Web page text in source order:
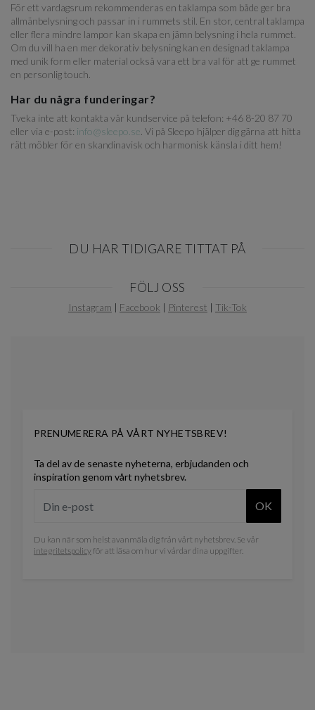
För ett vardagsrum rekommenderas en taklampa som både ger bra
allmänbelysning och passar in i rummets stil. En stor, central taklampa
eller flera mindre lampor kan skapa en jämn belysning i hela rummet.
Om du vill ha en mer dekorativ belysning kan en designad taklampa
med unik form eller material också vara ett bra val för att ge rummet
en personlig touch.
Har du några funderingar?
Tveka inte att kontakta vår kundservice på telefon: +46 8-20 87 70
eller via e-post: info@sleepo.se . Vi på Sleepo hjälper dig gärna att hitta
rätt möbler för en skandinavisk och harmonisk känsla i ditt hem!
DU HAR TIDIGARE TITTAT PÅ
FÖLJ OSS
Instagram | Facebook | Pinterest | Tik-Tok
PRENUMERERA PÅ VÅRT NYHETSBREV!
Ta del av de senaste nyheterna, erbjudanden och
inspiration genom vårt nyhetsbrev.
OK
Du kan när som helst avanmäla dig från vårt nyhetsbrev. Se vår
integritetspolicyför att läsa om hur vi vårdar dina uppgifter.